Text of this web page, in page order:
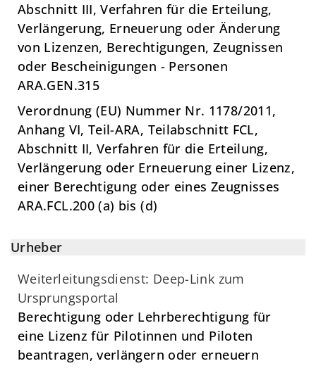
Abschnitt III, Verfahren für die Erteilung,
Verlängerung, Erneuerung oder Änderung
von Lizenzen, Berechtigungen, Zeugnissen
oder Bescheinigungen - Personen
ARA.GEN.315
Verordnung (EU) Nummer Nr. 1178/2011,
Anhang VI, Teil-ARA, Teilabschnitt FCL,
Abschnitt II, Verfahren für die Erteilung,
Verlängerung oder Erneuerung einer Lizenz,
einer Berechtigung oder eines Zeugnisses
ARA.FCL.200 (a) bis (d)
Urheber
Weiterleitungsdienst: Deep-Link zum
Ursprungsportal
Berechtigung oder Lehrberechtigung für
eine Lizenz für Pilotinnen und Piloten
beantragen, verlängern oder erneuern